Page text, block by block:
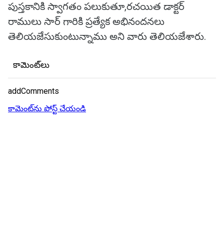
పుస్తకానికి స్వాగతం పలుకుతూ,రచయిత డాక్టర్
రాములు సార్ గారికి ప్రత్యేక అభినందనలు
తెలియజేసుకుంటున్నాము అని వారు తెలియజేశారు.
కామెంట్‌లు
addComments
కామెంట్‌ను పోస్ట్ చేయండి